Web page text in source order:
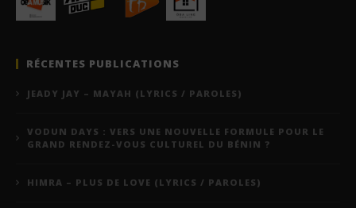
RÉCENTES PUBLICATIONS
JEADY JAY – MAYAH (LYRICS / PAROLES)
VODUN DAYS : VERS UNE NOUVELLE FORMULE POUR LE
GRAND RENDEZ-VOUS CULTUREL DU BÉNIN ?
HIMRA – PLUS DE LOVE (LYRICS / PAROLES)